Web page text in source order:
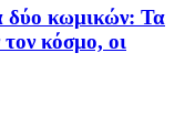
δύο κωμικών: Τα
κόσμο, οι